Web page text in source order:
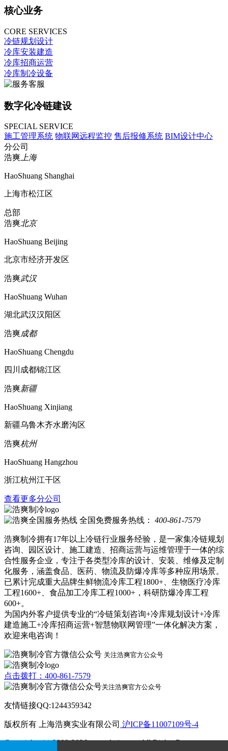
核心业务
CORE SERVICES
冷链规划设计
冷库安装建造
冷库招商运营
冷库制冷设备
数字化冷链建设
SPECIAL SERVICE
施工管理系统 物联网远程监控 售后报修系统 BIM设计中心
分公司
浩爽上海
HaoShuang Shanghai
上海市松江区
总部
浩爽北京
HaoShuang Beijing
北京市经济开发区
浩爽武汉
HaoShuang Wuhan
湖北武汉汉阳区
浩爽成都
HaoShuang Chengdu
四川成都锦江区
浩爽新疆
HaoShuang Xinjiang
新疆乌鲁木齐水磨沟区
浩爽杭州
HaoShuang Hangzhou
浙江杭州江干区
查看更多分公司
全国免费服务热线： 400-861-7579
浩爽制冷拥有17年以上冷链行业服务经验，是一家集冷链规划
咨询、园区设计、施工建造、招商运营与运维管理于一体的综
合性服务企业，专注于各类型冷库的设计、安装、维修及定制
化服务，涵盖食品、医药、物流及防爆冷库等多种应用场景。
已累计完成重大品牌生鲜物流冷库工程1800+、生物医疗冷库
工程1600+、食品加工冷库工程1000+，科研防爆冷库工程
600+。
为国内外客户提供专业的“冷链策划咨询+冷库规划设计+冷库
建造施工+冷库招商运营+智慧物联网管理”一体化解决方案，
欢迎来电咨询！
关注浩爽官方公众号
点击拨打：400-861-7579
关注浩爽官方公众号
友情链接QQ:1244359342
版权所有 上海浩爽实业有限公司 沪ICP备11007109号-4
Copyrights (c) 2009-2026 www.kvjv.com All Rights Reserve.